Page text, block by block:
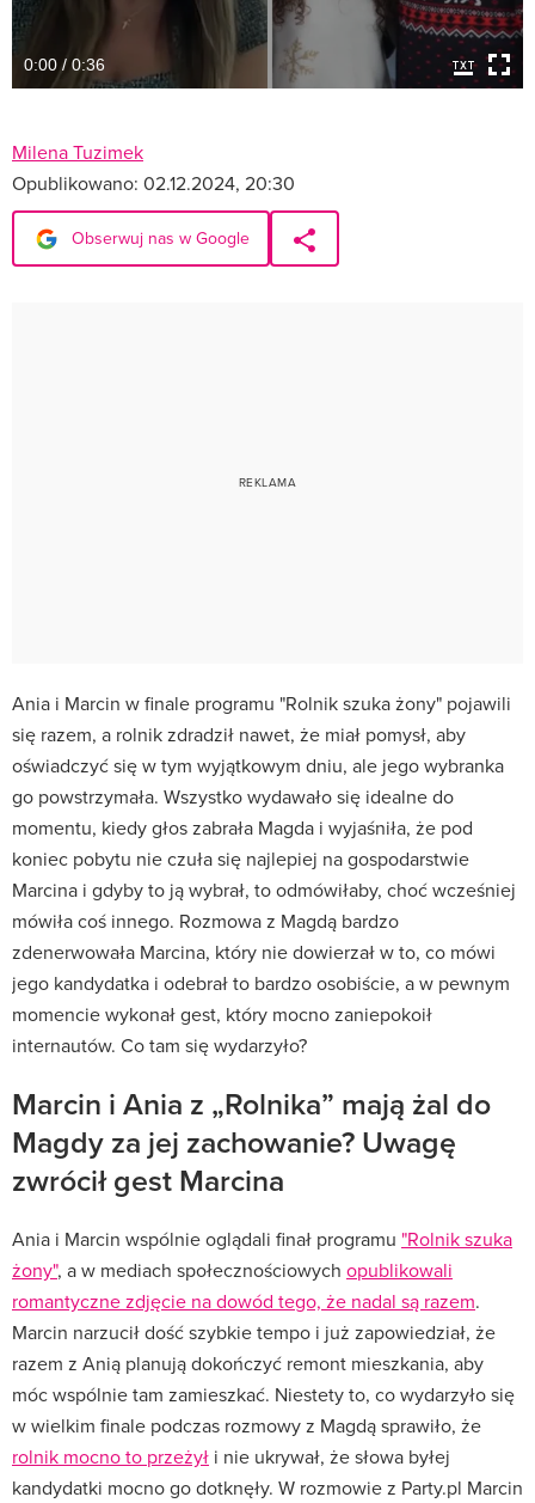
0:00 / 0:36
Milena Tuzimek
Opublikowano: 02.12.2024, 20:30
Obserwuj nas w Google
Ania i Marcin w finale programu "Rolnik szuka żony" pojawili
się razem, a rolnik zdradził nawet, że miał pomysł, aby
oświadczyć się w tym wyjątkowym dniu, ale jego wybranka
go powstrzymała. Wszystko wydawało się idealne do
momentu, kiedy głos zabrała Magda i wyjaśniła, że pod
koniec pobytu nie czuła się najlepiej na gospodarstwie
Marcina i gdyby to ją wybrał, to odmówiłaby, choć wcześniej
mówiła coś innego. Rozmowa z Magdą bardzo
zdenerwowała Marcina, który nie dowierzał w to, co mówi
jego kandydatka i odebrał to bardzo osobiście, a w pewnym
momencie wykonał gest, który mocno zaniepokoił
internautów. Co tam się wydarzyło?
Marcin i Ania z „Rolnika” mają żal do
Magdy za jej zachowanie? Uwagę
zwrócił gest Marcina
Ania i Marcin wspólnie oglądali finał programu "Rolnik szuka
żony", a w mediach społecznościowych opublikowali
romantyczne zdjęcie na dowód tego, że nadal są razem.
Marcin narzucił dość szybkie tempo i już zapowiedział, że
razem z Anią planują dokończyć remont mieszkania, aby
móc wspólnie tam zamieszkać. Niestety to, co wydarzyło się
w wielkim finale podczas rozmowy z Magdą sprawiło, że
rolnik mocno to przeżył i nie ukrywał, że słowa byłej
kandydatki mocno go dotknęły. W rozmowie z Party.pl Marcin